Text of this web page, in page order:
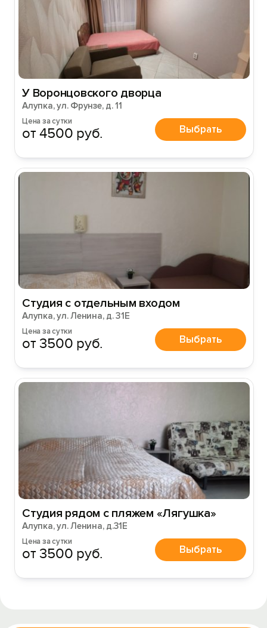
У Воронцовского дворца
Алупка, ул. Фрунзе, д. 11
Цена за сутки
от 4500 руб. Выбрать
Студия с отдельным входом
Алупка, ул. Ленина, д. 31Е
Цена за сутки
от 3500 руб. Выбрать
Студия рядом с пляжем «Лягушка»
Алупка, ул. Ленина, д.31Е
Цена за сутки
от 3500 руб. Выбрать